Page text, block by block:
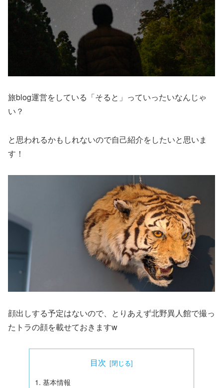
旅blog運営をしている「そると」っていったいなんじゃ
い？
と思われるかもしれないので自己紹介をしたいと思いま
す！
顔出しする予定はないので、とりあえず北野異人館で撮っ
たトラの顔を載せておきますw
目次
基本情報